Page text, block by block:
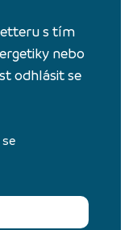
s tím
nebo
odhlásit se